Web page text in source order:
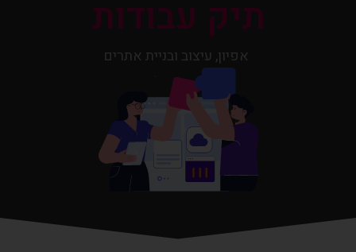
תיק עבודות
אפיון, עיצוב ובניית אתרים